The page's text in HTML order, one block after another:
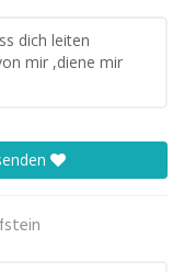
dich leiten
mir ,diene mir